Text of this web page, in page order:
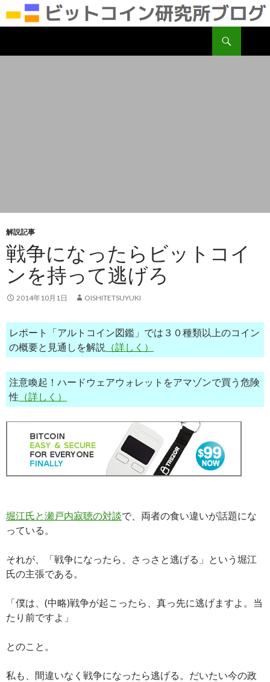
解説記事
戦争になったらビットコイ
ンを持って逃げろ
2014年10月1日 OISHITETSUYUKI
レポート「アルトコイン図鑑」では３０種類以上のコイン
の概要と見通しを解説
（詳しく）
注意喚起！ハードウェアウォレットをアマゾンで買う危険
性 （詳しく）
堀江氏と瀬戸内寂聴の対談で、両者の食い違いが話題にな
っている。
それが、「戦争になったら、さっさと逃げる」という堀江
氏の主張である。
「僕は、(中略)戦争が起こったら、真っ先に逃げますよ。当
たり前ですよ」
とのこと。
私も、間違いなく戦争になったら逃げる。だいたい今の政